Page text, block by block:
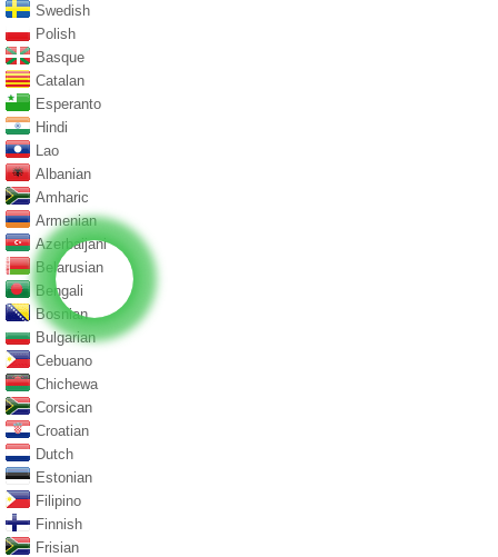
Swedish
Polish
Basque
Catalan
Esperanto
Hindi
Lao
Albanian
Amharic
Armenian
Azerbaijani
Belarusian
Bengali
Bosnian
Bulgarian
Cebuano
Chichewa
Corsican
Croatian
Dutch
Estonian
Filipino
Finnish
Frisian